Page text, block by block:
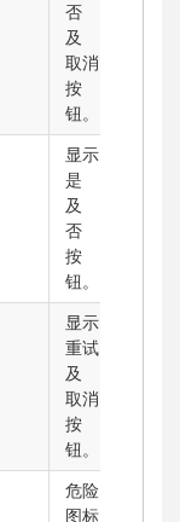
否
及
取消
按
钮。
显示
是
及
否
按
钮。
显示
重试
及
取消
按
钮。
危险
图标